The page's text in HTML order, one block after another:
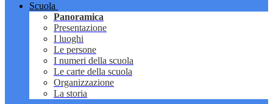
Scuola
Panoramica
Presentazione
I luoghi
Le persone
I numeri della scuola
Le carte della scuola
Organizzazione
La storia